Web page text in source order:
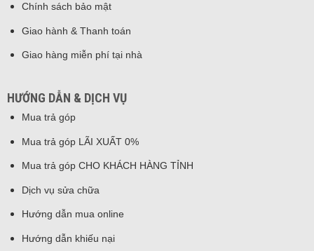
Chính sách bảo mật
Giao hành & Thanh toán
Giao hàng miễn phí tại nhà
HƯỚNG DẪN & DỊCH VỤ
Mua trả góp
Mua trả góp LÃI XUẤT 0%
Mua trả góp CHO KHÁCH HÀNG TỈNH
Dịch vụ sửa chữa
Hướng dẫn mua online
Hướng dẫn khiếu nại